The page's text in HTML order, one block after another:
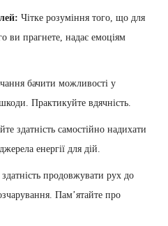
Чітке розуміння того, що для
ви прагнете, надає емоціям
бачити можливості у
Практикуйте вдячність.
здатність самостійно надихати
енергії для дій.
продовжувати рух до
Пам’ятайте про